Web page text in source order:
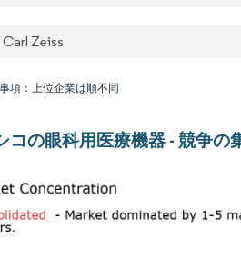
Carl Zeiss
項：上位企業は順不同
コの眼科用医療機器 - 競争の